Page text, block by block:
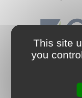
L'ingénierie
Ginger
les rendant
This site
you